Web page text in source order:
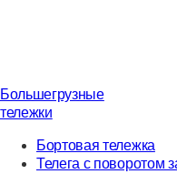
Большегрузные
тележки
Бортовая тележка
Телега с поворотом